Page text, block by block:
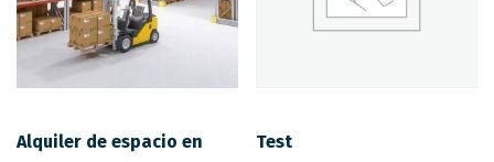
Alquiler de espacio en Test